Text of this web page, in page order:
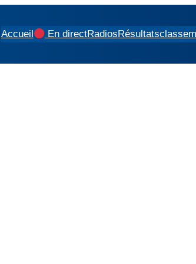
Accueil En directRadiosRésultats